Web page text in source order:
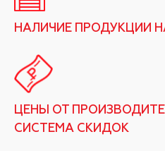
НАЛИЧИЕ ПРОДУКЦИИ
ЦЕНЫ ОТ
СИСТЕМА СКИДОК